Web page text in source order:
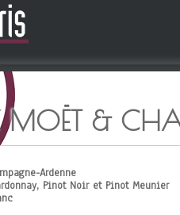
MOËT &
Ardenne
Pinot Noir et Pinot Meunier